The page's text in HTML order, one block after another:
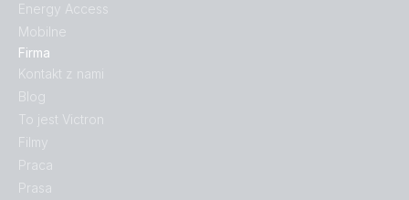
Energy Access
Mobilne
Firma
Kontakt z nami
Blog
To jest Victron
Filmy
Praca
Prasa